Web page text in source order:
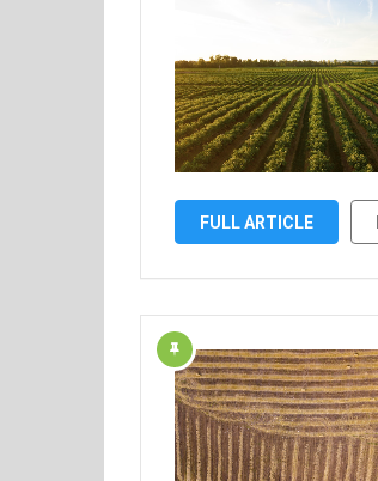
FULL ARTICLE